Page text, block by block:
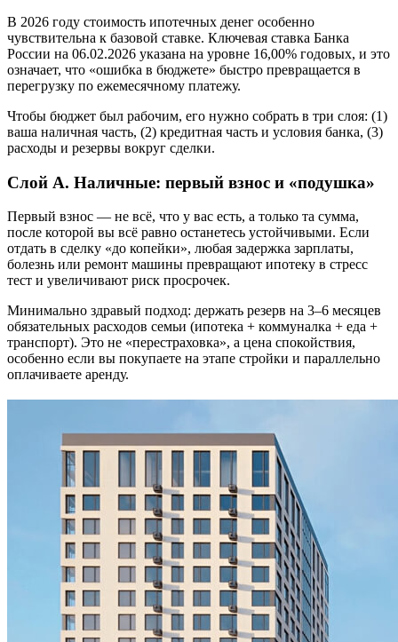
В 2026 году стоимость ипотечных денег особенно
чувствительна к базовой ставке. Ключевая ставка Банка
России на 06.02.2026 указана на уровне 16,00% годовых, и это
означает, что «ошибка в бюджете» быстро превращается в
перегрузку по ежемесячному платежу.
Чтобы бюджет был рабочим, его нужно собрать в три слоя: (1)
ваша наличная часть, (2) кредитная часть и условия банка, (3)
расходы и резервы вокруг сделки.
Слой А. Наличные: первый взнос и «подушка»
Первый взнос — не всё, что у вас есть, а только та сумма,
после которой вы всё равно останетесь устойчивыми. Если
отдать в сделку «до копейки», любая задержка зарплаты,
болезнь или ремонт машины превращают ипотеку в стресс
тест и увеличивают риск просрочек.
Минимально здравый подход: держать резерв на 3–6 месяцев
обязательных расходов семьи (ипотека + коммуналка + еда +
транспорт). Это не «перестраховка», а цена спокойствия,
особенно если вы покупаете на этапе стройки и параллельно
оплачиваете аренду.